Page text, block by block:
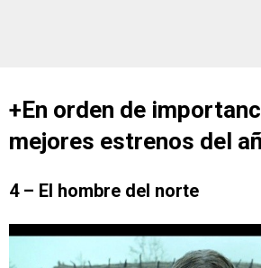
+En orden de
mejores estrenos del
4 – El hombre del norte